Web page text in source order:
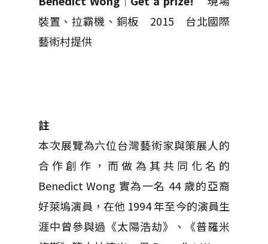
裝置、拉霸機、銅板 2015 台北國際
藝術村提供
註
本次展覽為六位台灣藝術家與策展人的
合作創作，而做為其共同化名的
Benedict Wong 實為一名 44 歲的亞裔
好萊塢演員，在他 1994 年至今的演員生
涯中曾參與過《太陽浩劫》、《普羅米